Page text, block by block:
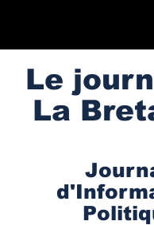
Le
La